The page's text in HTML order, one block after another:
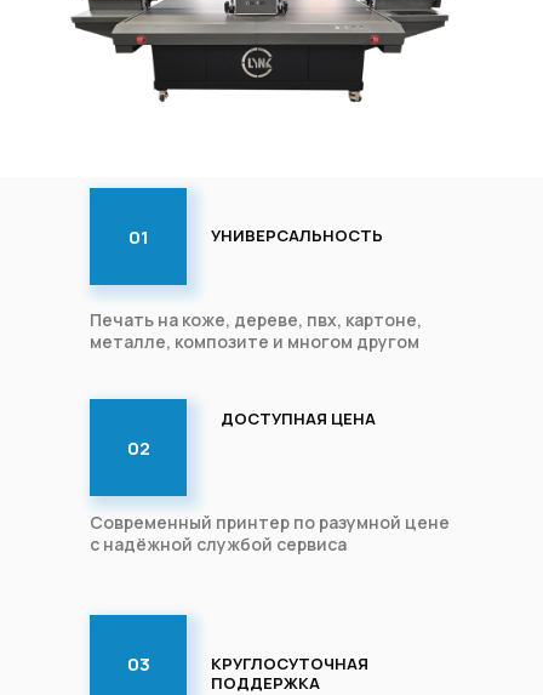
Печать на коже, дереве, пвх, картоне,
металле, композите и многом другом
УНИВЕРСАЛЬНОСТЬ
01
02
КРУГЛОСУТОЧНАЯ
ПОДДЕРЖКА
03
Современный принтер по разумной цене
с надёжной службой сервиса
ДОСТУПНАЯ ЦЕНА